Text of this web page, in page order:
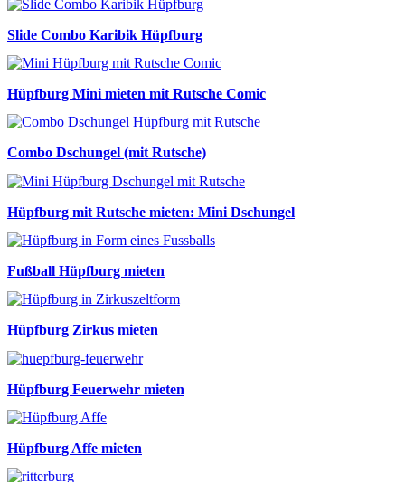
Slide Combo Karibik Hüpfburg
Hüpfburg Mini mieten mit Rutsche Comic
Combo Dschungel (mit Rutsche)
Hüpfburg mit Rutsche mieten: Mini Dschungel
Fußball Hüpfburg mieten
Hüpfburg Zirkus mieten
Hüpfburg Feuerwehr mieten
Hüpfburg Affe mieten